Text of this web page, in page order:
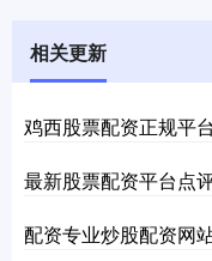
相关更新
鸡西股票配资正规平
最新股票配资平台点
配资专业炒股配资网